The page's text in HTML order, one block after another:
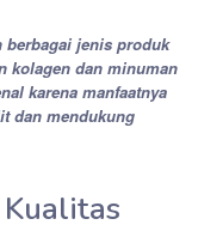
berbagai jenis produk
kolagen dan minuman
karena manfaatnya
dan mendukung